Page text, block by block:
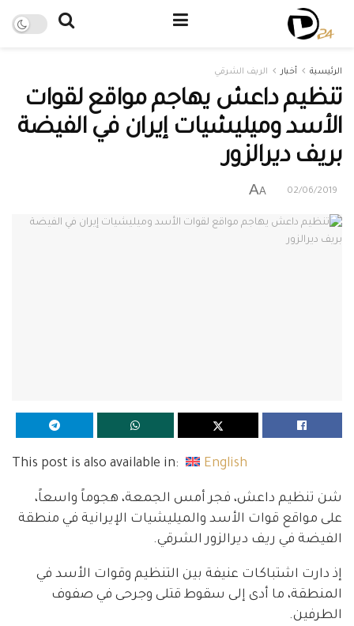
الرئيسية أخبار الريف الشرقي
تنظيم داعش يهاجم مواقع لقوات
الأسد وميليشيات إيران في الفيضة
بريف ديرالزور
02/06/2019
A
A
This post is also available in: English
شن تنظيم داعش، فجر أمس الجمعة، هجوماً واسعاً،
على مواقع قوات الأسد والميليشيات الإيرانية في منطقة
الفيضة في ريف ديرالزور الشرقي.
إذ دارت اشتباكات عنيفة بين التنظيم وقوات الأسد في
المنطقة، ما أدى إلى سقوط قتلى وجرحى في صفوف
الطرفين.